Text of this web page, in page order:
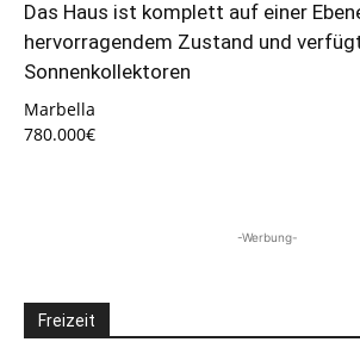
Das Haus ist komplett auf einer
hervorragendem Zustand und
Sonnenkollektoren
Marbella
780.000€
-Werbung-
Freizeit